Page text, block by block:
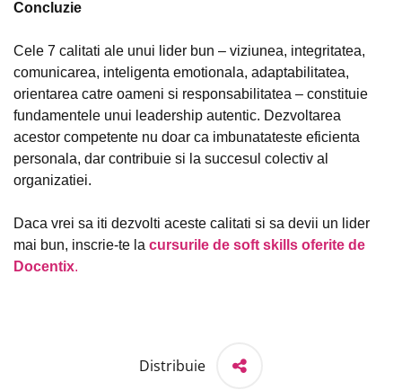
Concluzie
Cele 7 calitati ale unui lider bun – viziunea, integritatea,
comunicarea, inteligenta emotionala, adaptabilitatea,
orientarea catre oameni si responsabilitatea – constituie
fundamentele unui leadership autentic. Dezvoltarea
acestor competente nu doar ca imbunatateste eficienta
personala, dar contribuie si la succesul colectiv al
organizatiei.
Daca vrei sa iti dezvolti aceste calitati si sa devii un lider
mai bun, inscrie-te la cursurile de soft skills oferite de
Docentix.
Distribuie